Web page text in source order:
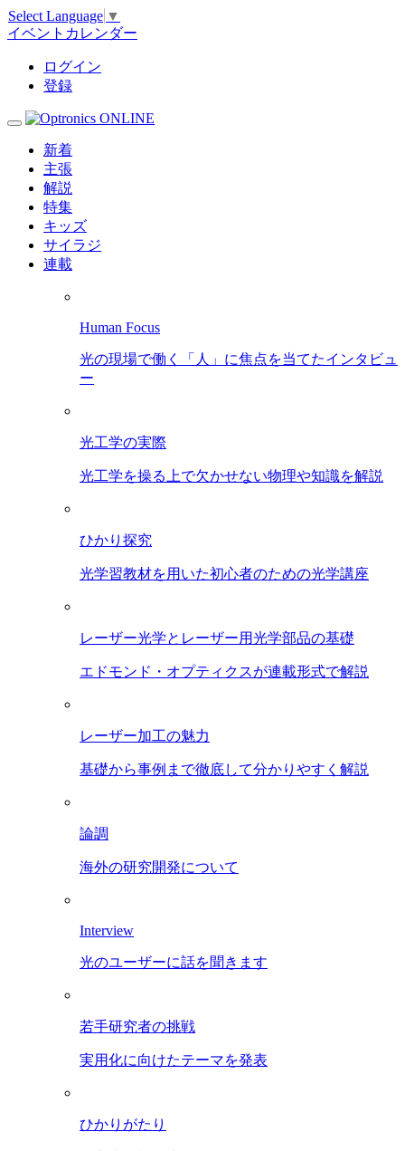
Select Language ▼
イベントカレンダー
ログイン
登録
新着
主張
解説
特集
キッズ
サイラジ
連載
Human Focus
光の現場で働く「人」に焦点を当てたインタビュ
ー
光工学の実際
光工学を操る上で欠かせない物理や知識を解説
ひかり探究
光学習教材を用いた初心者のための光学講座
レーザー光学とレーザー用光学部品の基礎
エドモンド・オプティクスが連載形式で解説
レーザー加工の魅力
基礎から事例まで徹底して分かりやすく解説
論調
海外の研究開発について
Interview
光のユーザーに話を聞きます
若手研究者の挑戦
実用化に向けたテーマを発表
ひかりがたり